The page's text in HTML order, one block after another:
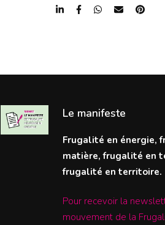
Le manifeste
Frugalité en énergie,
matière, frugalité en
frugalité en territoire.
Pour recevoir la
mouvement de la